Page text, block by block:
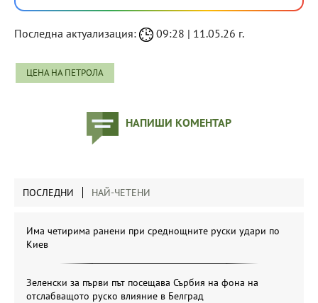
Последна актуализация: 09:28 | 11.05.26 г.
ЦЕНА НА ПЕТРОЛА
НАПИШИ КОМЕНТАР
ПОСЛЕДНИ НАЙ-ЧЕТЕНИ
Има четирима ранени при среднощните руски удари по
Киев
Зеленски за първи път посещава Сърбия на фона на
отслабващото руско влияние в Белград